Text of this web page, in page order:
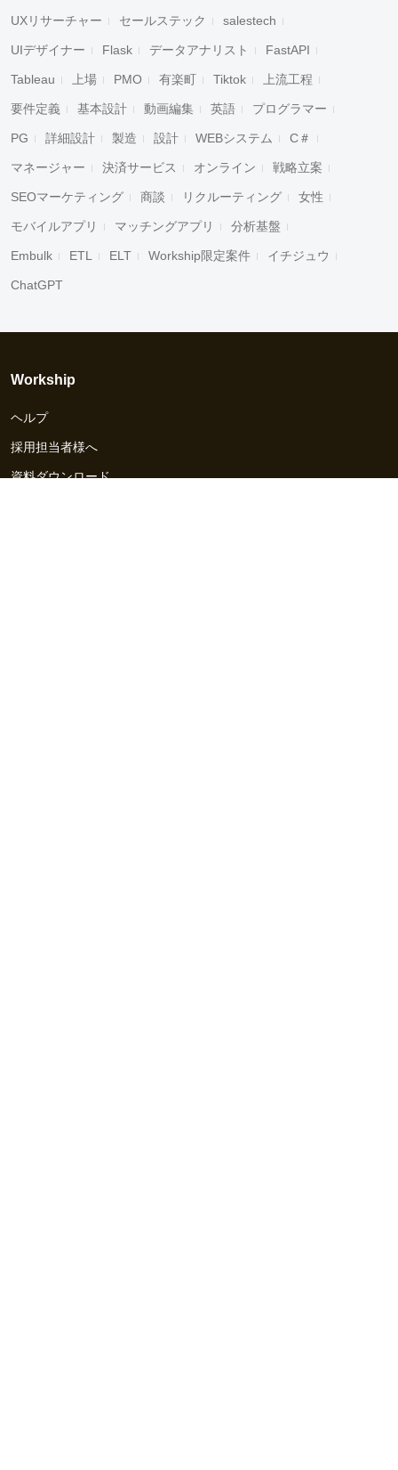
UXリサーチャー セールステック salestech
UIデザイナー Flask データアナリスト FastAPI
Tableau 上場 PMO 有楽町 Tiktok 上流工程
要件定義 基本設計 動画編集 英語 プログラマー
PG 詳細設計 製造 設計 WEBシステム C＃
マネージャー 決済サービス オンライン 戦略立案
SEOマーケティング 商談 リクルーティング 女性
モバイルアプリ マッチングアプリ 分析基盤
Embulk ETL ELT Workship限定案件 イチジュウ
ChatGPT
Workship
ヘルプ
採用担当者様へ
資料ダウンロード